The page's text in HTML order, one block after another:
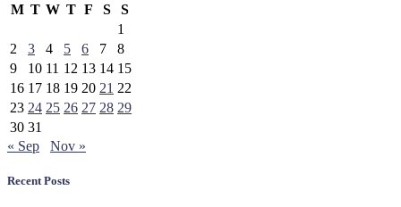
M T W T F S
S
1
2
3 4 5 6 7
8
9
10 11 12 13 14 15
16 17 18 19 20 21 22
23 24 25 26 27 28 29
30 31
« Sep
Nov »
Recent Posts